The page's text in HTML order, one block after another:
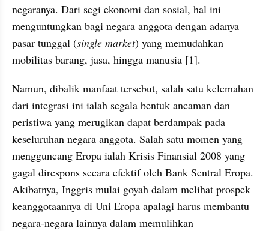
negaranya. Dari segi ekonomi dan sosial, hal ini
menguntungkan bagi negara anggota dengan adanya
pasar tunggal (single market) yang memudahkan
mobilitas barang, jasa, hingga manusia [1].
Namun, dibalik manfaat tersebut, salah satu kelemahan
dari integrasi ini ialah segala bentuk ancaman dan
peristiwa yang merugikan dapat berdampak pada
keseluruhan negara anggota. Salah satu momen yang
mengguncang Eropa ialah Krisis Finansial 2008 yang
gagal direspons secara efektif oleh Bank Sentral Eropa.
Akibatnya, Inggris mulai goyah dalam melihat prospek
keanggotaannya di Uni Eropa apalagi harus membantu
negara-negara lainnya dalam memulihkan